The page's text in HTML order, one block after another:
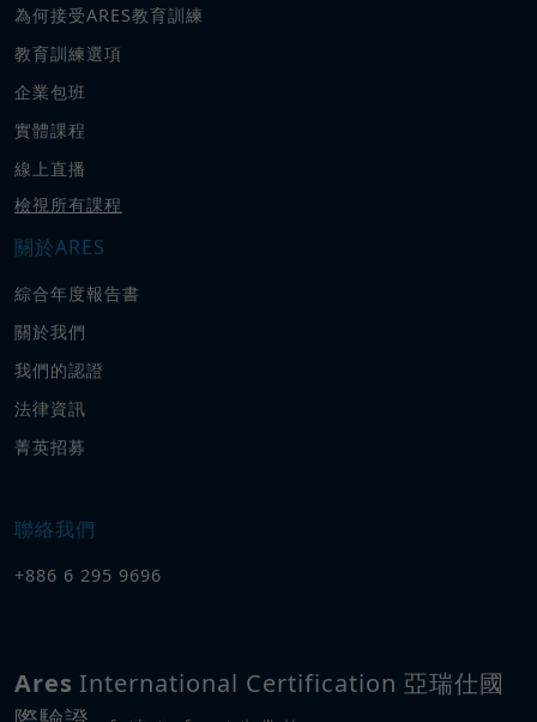
為何接受ARES教育訓練
教育訓練選項
企業包班
實體課程
線上直播
檢視所有課程
關於ARES
綜合年度報告書
關於我們
我們的認證
法律資訊
菁英招募
聯絡我們
+886 6 295 9696
Ares International Certification 亞瑞仕國